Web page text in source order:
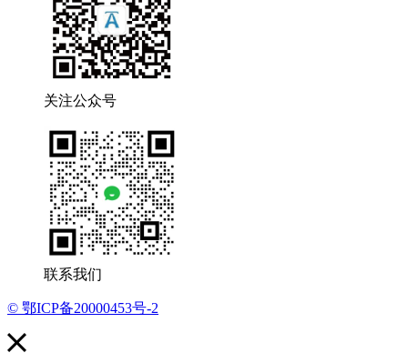
关注公众号
联系我们
© 鄂ICP备20000453号-2